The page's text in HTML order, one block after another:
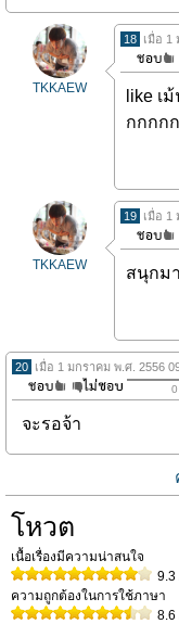
TKKAEW
18 เมื่อ 1
like เ
กกกก
TKKAEW
19 เมื่อ 1
สนุกม
20 เมื่อ 1 มกราคม พ.ศ. 2556
0
จะรอจ้า
โหวต
เนื้อเรื่องมีความน่าสนใจ
9.3
ความถูกต้องในการใช้ภาษา
8.6